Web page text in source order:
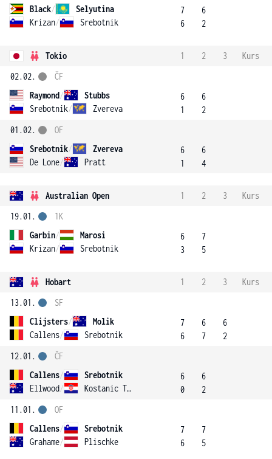
Black/
Selyutina
Krizan/ Srebotnik
7
6
6
2
Tokio 1 2 3
Kurs
02.02.
Raymond/
Stubbs
Srebotnik/ Zvereva
ČF
6
1
6
2
01.02.
Srebotnik/
Zvereva
De Lone/ Pratt
OF
6
1
6
4
Australian Open 1 2 3
Kurs
19.01.
Garbin/
Marosi
Krizan/ Srebotnik
1K
6
3
7
5
Hobart 1 2 3
Kurs
13.01.
Clijsters/
Molik
Callens/ Srebotnik
SF
7
6
6
7
6
2
12.01.
Callens/
Srebotnik
Ellwood/ Kostanic Tosic
ČF
6
0
6
2
11.01.
Callens/
Srebotnik
Grahame/ Plischke
OF
7
6
7
5